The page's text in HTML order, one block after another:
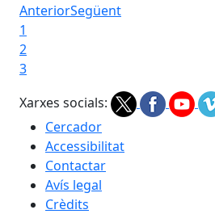
AnteriorSegüent
1
2
3
Xarxes socials:
Cercador
Accessibilitat
Contactar
Avís legal
Crèdits